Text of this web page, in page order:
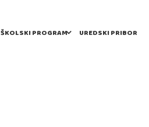
ŠKOLSKI PROGRAM UREDSKI PRIBOR